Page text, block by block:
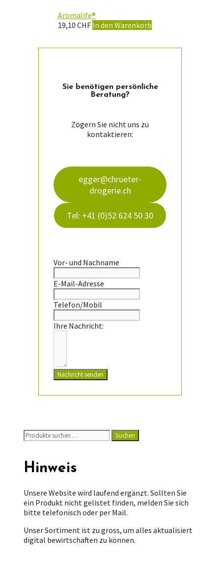
Aromalife®
19,10 CHF In den Warenkorb
Sie ­benötigen persön­liche
Beratung?
Zögern Sie nicht uns zu
kontaktieren:
egger@chrueter-
drogerie.ch
Tel: +41 (0)52 624 50 30
Vor- und Nachname
E-Mail-Adresse
Telefon/Mobil
Ihre Nachricht:
Nachricht senden
Suchen
nach:
Suchen
Hinweis
Unsere Website wird laufend ergänzt. Sollten Sie
ein Produkt nicht gelistet finden, melden Sie sich
bitte telefonisch oder per Mail.
Unser Sortiment ist zu gross, um alles aktualisiert
digital bewirtschaften zu können.